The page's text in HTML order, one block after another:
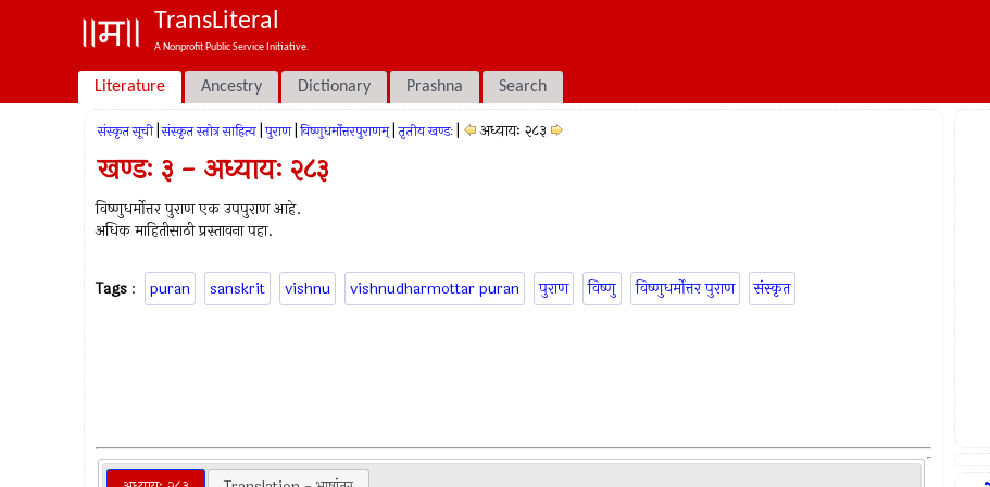
TransLiteral
A Nonprofit Public Service Initiative.
Literature Ancestry Dictionary Prashna Search
संस्कृत सूची संस्कृत स्तोत्र साहित्य पुराण विष्णुधर्मोत्तरपुराणम् तृतीय खण्डः अध्यायः २८३
खण्डः ३ - अध्यायः २८३
विष्णुधर्मोत्तर पुराण एक उपपुराण आहे.
अधिक माहितीसाठी प्रस्तावना पहा.
Tags : puran sanskrit vishnu vishnudharmottar puran पुराण विष्णु विष्णुधर्मोत्तर पुराण संस्कृत